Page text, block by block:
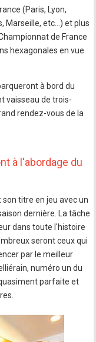
(Paris, Lyon,
Marseille, etc…) et plus
de France
hexagonales en vue
à bord du
vaisseau de trois-
rendez-vous de la
à l'abordage du
son titre en jeu avec un
dernière. La tâche
dans toute l'histoire
seront ceux qui
par le meilleur
numéro un du
parfaite et